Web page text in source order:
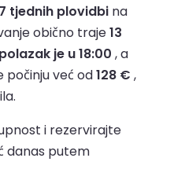
7 tjednih plovidbi na
obično traje13
je u 18:00 , a
počinju već od128 € ,
i rezervirajte
danas putem